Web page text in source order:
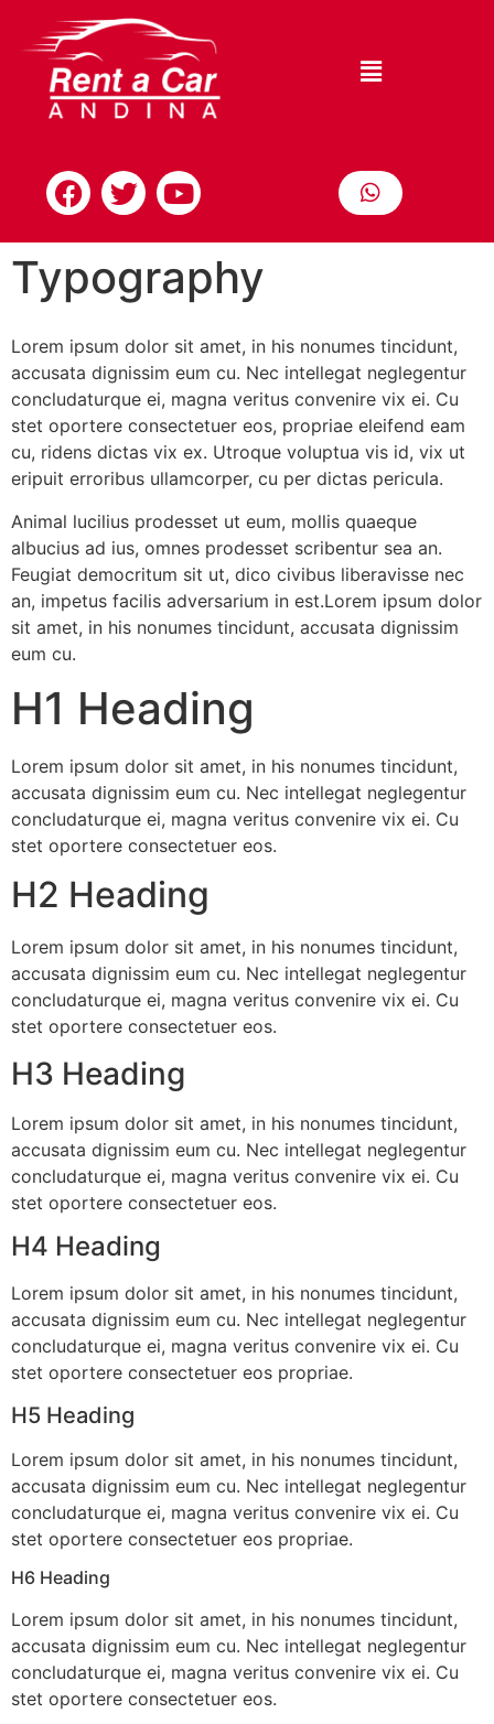
Typography
Lorem ipsum dolor sit amet, in his nonumes tincidunt,
accusata dignissim eum cu. Nec intellegat neglegentur
concludaturque ei, magna veritus convenire vix ei. Cu
stet oportere consectetuer eos, propriae eleifend eam
cu, ridens dictas vix ex. Utroque voluptua vis id, vix ut
eripuit erroribus ullamcorper, cu per dictas pericula.
Animal lucilius prodesset ut eum, mollis quaeque
albucius ad ius, omnes prodesset scribentur sea an.
Feugiat democritum sit ut, dico civibus liberavisse nec
an, impetus facilis adversarium in est.Lorem ipsum dolor
sit amet, in his nonumes tincidunt, accusata dignissim
eum cu.
H1 Heading
Lorem ipsum dolor sit amet, in his nonumes tincidunt,
accusata dignissim eum cu. Nec intellegat neglegentur
concludaturque ei, magna veritus convenire vix ei. Cu
stet oportere consectetuer eos.
H2 Heading
Lorem ipsum dolor sit amet, in his nonumes tincidunt,
accusata dignissim eum cu. Nec intellegat neglegentur
concludaturque ei, magna veritus convenire vix ei. Cu
stet oportere consectetuer eos.
H3 Heading
Lorem ipsum dolor sit amet, in his nonumes tincidunt,
accusata dignissim eum cu. Nec intellegat neglegentur
concludaturque ei, magna veritus convenire vix ei. Cu
stet oportere consectetuer eos.
H4 Heading
Lorem ipsum dolor sit amet, in his nonumes tincidunt,
accusata dignissim eum cu. Nec intellegat neglegentur
concludaturque ei, magna veritus convenire vix ei. Cu
stet oportere consectetuer eos propriae.
H5 Heading
Lorem ipsum dolor sit amet, in his nonumes tincidunt,
accusata dignissim eum cu. Nec intellegat neglegentur
concludaturque ei, magna veritus convenire vix ei. Cu
stet oportere consectetuer eos propriae.
H6 Heading
Lorem ipsum dolor sit amet, in his nonumes tincidunt,
accusata dignissim eum cu. Nec intellegat neglegentur
concludaturque ei, magna veritus convenire vix ei. Cu
stet oportere consectetuer eos.